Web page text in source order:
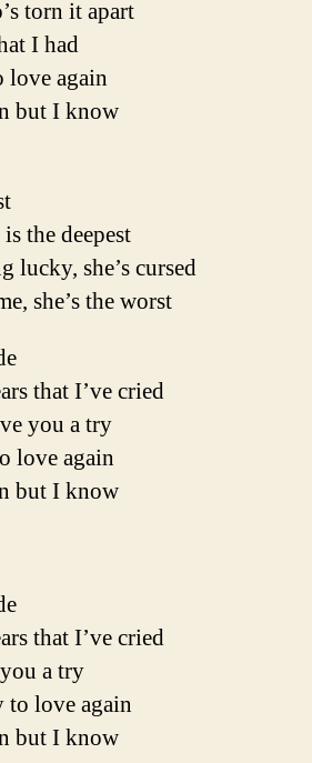
torn it apart
I had
again
but I know
the deepest
lucky, she’s cursed
she’s the worst
that I’ve cried
you a try
love again
but I know
that I’ve cried
a try
to love again
but I know